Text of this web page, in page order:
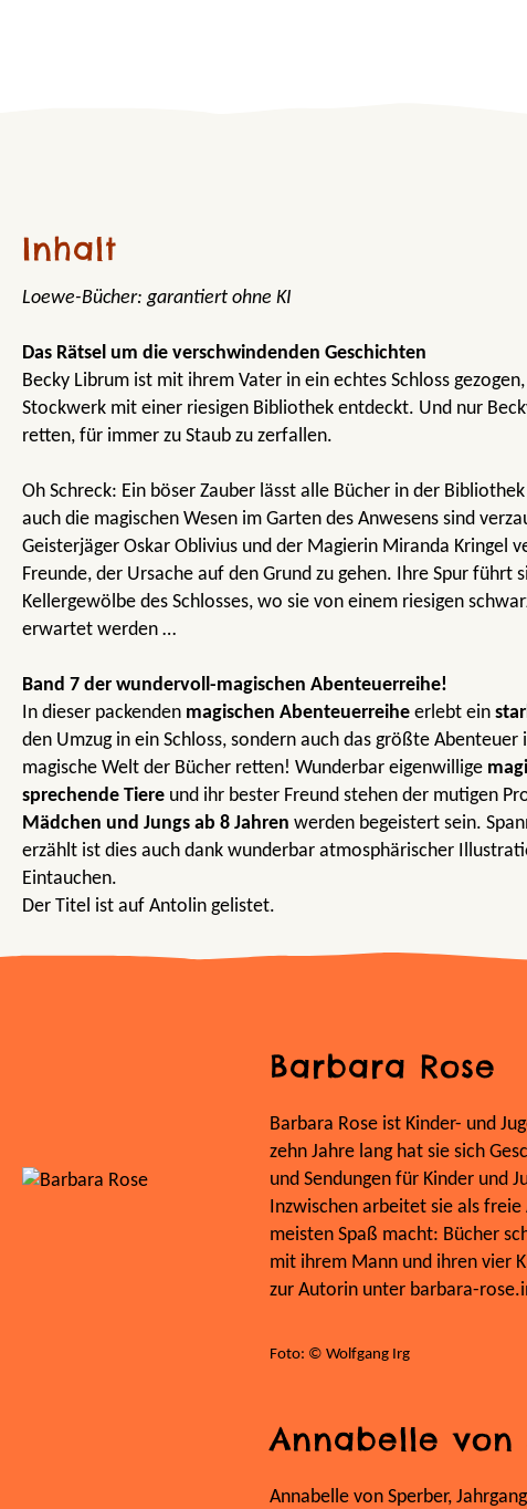
Inhalt
Loewe-Bücher: garantiert ohne KI
Das Rätsel um die verschwindenden Geschichten
Becky Librum ist mit ihrem Vater in ein echtes Schloss
Stockwerk mit einer riesigen Bibliothek entdeckt. Und nur
retten, für immer zu Staub zu zerfallen.
Oh Schreck: Ein böser Zauber lässt alle Bücher in der
auch die magischen Wesen im Garten des Anwesens sind
Geisterjäger Oskar Oblivius und der Magierin Miranda Kringel
Freunde, der Ursache auf den Grund zu gehen. Ihre Spur führt
Kellergewölbe des Schlosses, wo sie von einem riesigen
erwartet werden …
Band 7 der wundervoll-magischen Abenteuerreihe!
In dieser packenden magischen Abenteuerreihe erlebt ein
den Umzug in ein Schloss, sondern auch das größte Abenteuer
magische Welt der Bücher retten! Wunderbar eigenwillige
sprechende Tiere und ihr bester Freund stehen der mutigen
Mädchen und Jungs ab 8 Jahren werden begeistert sein.
erzählt ist dies auch dank wunderbar atmosphärischer
Eintauchen.
Der Titel ist auf Antolin gelistet.
Barbara Rose
Barbara Rose ist Kinder- und
zehn Jahre lang hat sie sich
und Sendungen für Kinder und
Inzwischen arbeitet sie als
meisten Spaß macht: Bücher
mit ihrem Mann und ihren vier
zur Autorin unter barbara-
Foto: © Wolfgang Irg
Annabelle von
Annabelle von Sperber,